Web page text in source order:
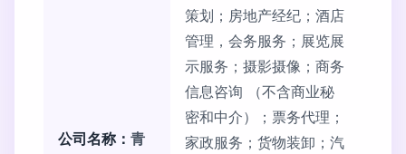
公司名称： 青
策划；房地产经纪；酒店
管理，会务服务；展览展
示服务；摄影摄像；商务
信息咨询 （不含商业秘
密和中介）；票务代理；
家政服务；货物装卸；汽